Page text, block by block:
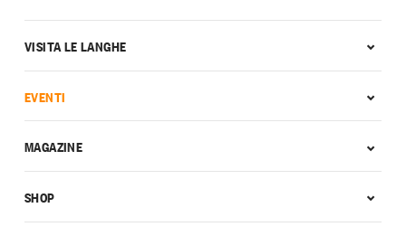
VISITA LE LANGHE
EVENTI
MAGAZINE
SHOP